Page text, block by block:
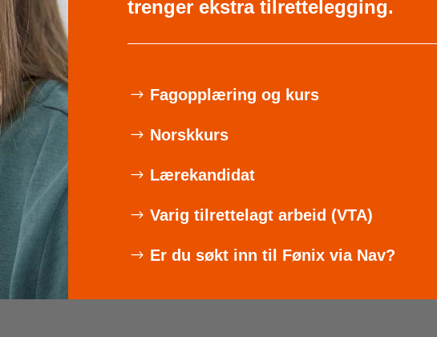
trenger ekstra tilrettelegging.
Fagopplæring og kurs
Norskkurs
Lærekandidat
Varig tilrettelagt arbeid (VTA)
Er du søkt inn til Fønix via Nav?